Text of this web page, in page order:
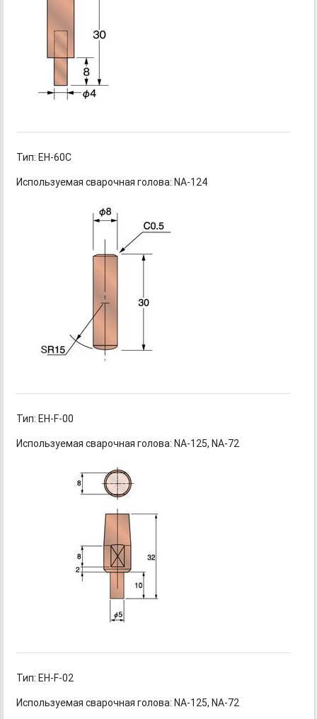
Тип: ЕН-60С
Используемая сварочная голова: NA-124
Тип: EH-F-00
Используемая сварочнаяголова: NA-125, NA-72
Тип: EH-F-02
Используемая сварочнаяголова: NA-125, NA-72